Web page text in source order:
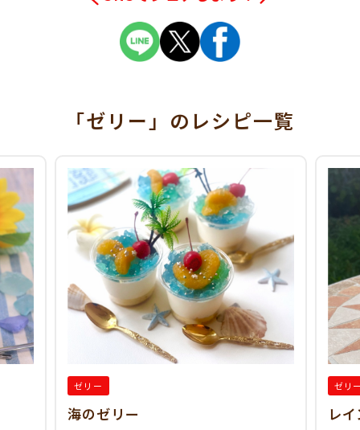
「ゼリー」 のレシピ一覧
ゼリー
海のゼリー
ゼリ
レ